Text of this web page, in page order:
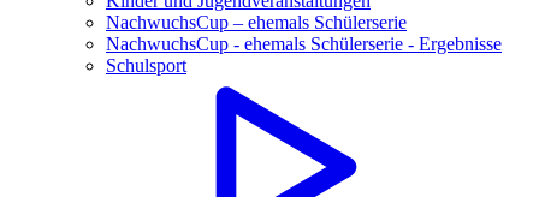
NachwuchsCup – ehemals Schülerserie
NachwuchsCup - ehemals Schülerserie - Ergebnisse
Schulsport